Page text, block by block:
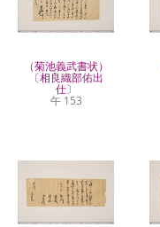
（菊池義武書状）
〔相良織部佑出
仕〕
午 153